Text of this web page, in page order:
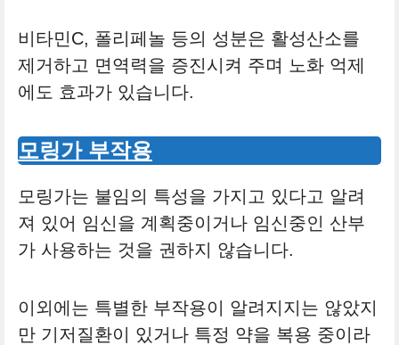
비타민C, 폴리페놀 등의 성분은 활성산소를
제거하고 면역력을 증진시켜 주며 노화 억제
에도 효과가 있습니다.
모링가 부작용
모링가는 불임의 특성을 가지고 있다고 알려
져 있어 임신을 계획중이거나 임신중인 산부
가 사용하는 것을 권하지 않습니다.
이외에는 특별한 부작용이 알려지지는 않았지
만 기저질환이 있거나 특정 약을 복용 중이라